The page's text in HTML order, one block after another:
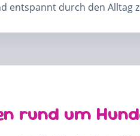
entspannt durch den Alltag
rund um